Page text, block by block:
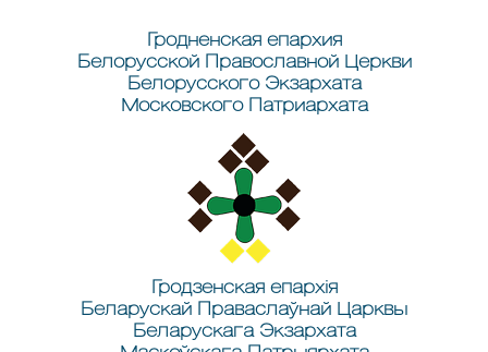
Гродненская епархия
Белорусской Православной Церкви
Белорусского Экзархата
Московского Патриархата
Гродзенская епархія
Беларускай Праваслаўнай Царквы
Беларускага Экзархата